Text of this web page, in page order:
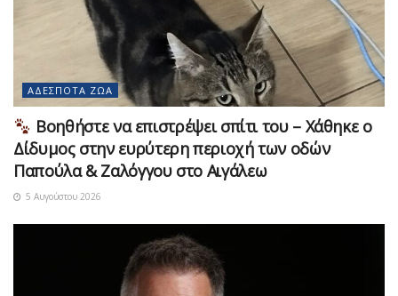
ΑΔΈΣΠΟΤΑ ΖΏΑ
Βοηθήστε να επιστρέψει σπίτι του – Χάθηκε ο
Δίδυμος στην ευρύτερη περιοχή των οδών
Παπούλα & Ζαλόγγου στο Αιγάλεω
5 Αυγούστου 2026